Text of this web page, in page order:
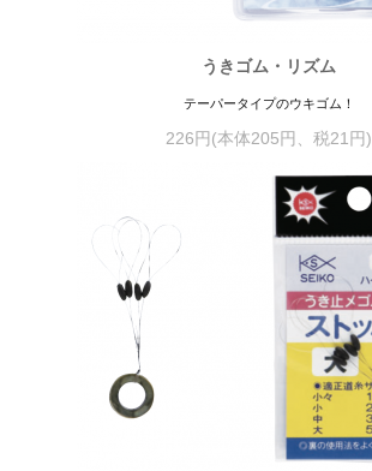
うきゴム・リズム
テーパータイプのウキゴム！
226円(本体205円、税21円)